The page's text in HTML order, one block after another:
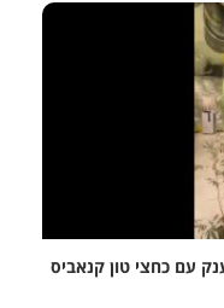
עם כחצי טון קנאביס